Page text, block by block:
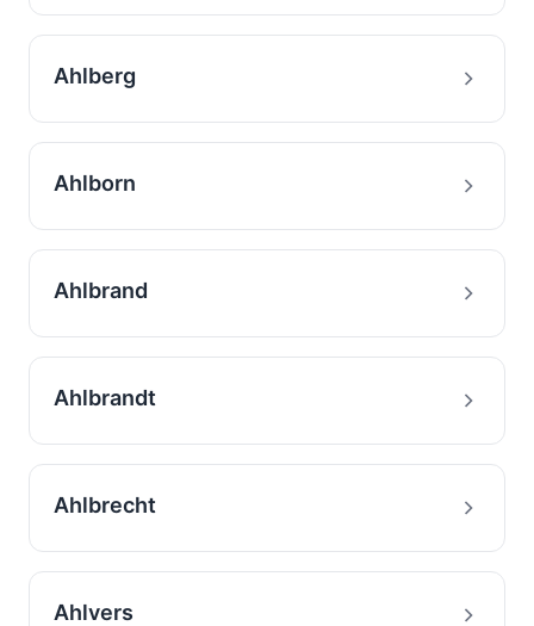
Ahlberg
Ahlborn
Ahlbrand
Ahlbrandt
Ahlbrecht
Ahlvers